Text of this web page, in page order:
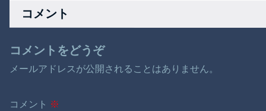
コメント
コメントをどうぞ
メールアドレスが公開されることはありません。
コメント ※